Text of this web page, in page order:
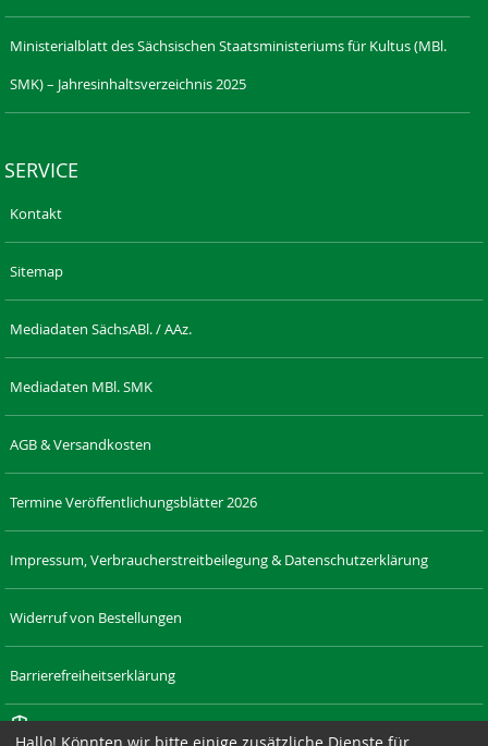
Ministerialblatt des Sächsischen Staatsministeriums für Kultus (MBl.
SMK) – Jahresinhaltsverzeichnis 2025
SERVICE
Kontakt
Sitemap
Mediadaten SächsABl. / AAz.
Mediadaten MBl. SMK
AGB & Versandkosten
Termine Veröffentlichungsblätter 2026
Impressum, Verbraucherstreitbeilegung & Datenschutzerklärung
Widerruf von Bestellungen
Barrierefreiheitserklärung
Cookie-Einstellungen